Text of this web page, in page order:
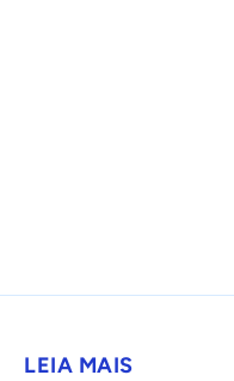
LEIA MAIS